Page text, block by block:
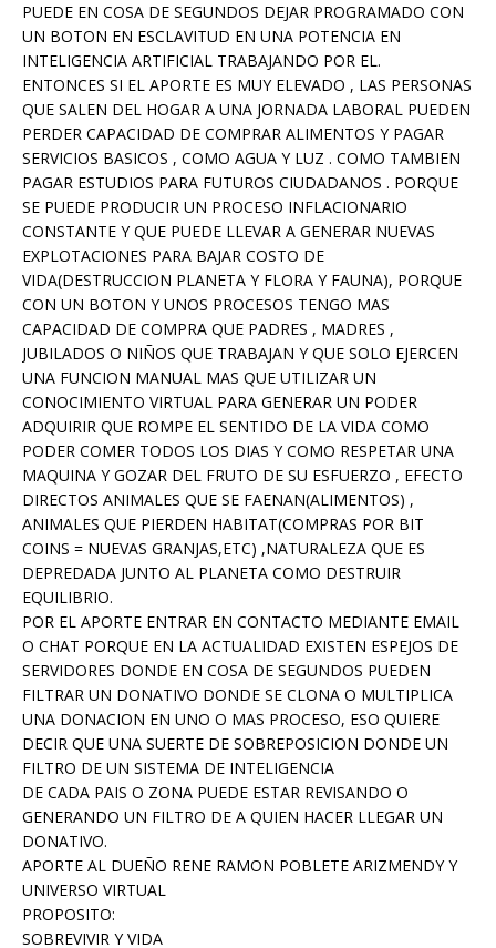
PUEDE EN COSA DE SEGUNDOS DEJAR PROGRAMADO CON
UN BOTON EN ESCLAVITUD EN UNA POTENCIA EN
INTELIGENCIA ARTIFICIAL TRABAJANDO POR EL.
ENTONCES SI EL APORTE ES MUY ELEVADO , LAS PERSONAS
QUE SALEN DEL HOGAR A UNA JORNADA LABORAL PUEDEN
PERDER CAPACIDAD DE COMPRAR ALIMENTOS Y PAGAR
SERVICIOS BASICOS , COMO AGUA Y LUZ . COMO TAMBIEN
PAGAR ESTUDIOS PARA FUTUROS CIUDADANOS . PORQUE
SE PUEDE PRODUCIR UN PROCESO INFLACIONARIO
CONSTANTE Y QUE PUEDE LLEVAR A GENERAR NUEVAS
EXPLOTACIONES PARA BAJAR COSTO DE
VIDA(DESTRUCCION PLANETA Y FLORA Y FAUNA), PORQUE
CON UN BOTON Y UNOS PROCESOS TENGO MAS
CAPACIDAD DE COMPRA QUE PADRES , MADRES ,
JUBILADOS O NIÑOS QUE TRABAJAN Y QUE SOLO EJERCEN
UNA FUNCION MANUAL MAS QUE UTILIZAR UN
CONOCIMIENTO VIRTUAL PARA GENERAR UN PODER
ADQUIRIR QUE ROMPE EL SENTIDO DE LA VIDA COMO
PODER COMER TODOS LOS DIAS Y COMO RESPETAR UNA
MAQUINA Y GOZAR DEL FRUTO DE SU ESFUERZO , EFECTO
DIRECTOS ANIMALES QUE SE FAENAN(ALIMENTOS) ,
ANIMALES QUE PIERDEN HABITAT(COMPRAS POR BIT
COINS = NUEVAS GRANJAS,ETC) ,NATURALEZA QUE ES
DEPREDADA JUNTO AL PLANETA COMO DESTRUIR
EQUILIBRIO.
POR EL APORTE ENTRAR EN CONTACTO MEDIANTE EMAIL
O CHAT PORQUE EN LA ACTUALIDAD EXISTEN ESPEJOS DE
SERVIDORES DONDE EN COSA DE SEGUNDOS PUEDEN
FILTRAR UN DONATIVO DONDE SE CLONA O MULTIPLICA
UNA DONACION EN UNO O MAS PROCESO, ESO QUIERE
DECIR QUE UNA SUERTE DE SOBREPOSICION DONDE UN
FILTRO DE UN SISTEMA DE INTELIGENCIA
DE CADA PAIS O ZONA PUEDE ESTAR REVISANDO O
GENERANDO UN FILTRO DE A QUIEN HACER LLEGAR UN
DONATIVO.
APORTE AL DUEÑO RENE RAMON POBLETE ARIZMENDY Y
UNIVERSO VIRTUAL
PROPOSITO:
SOBREVIVIR Y VIDA